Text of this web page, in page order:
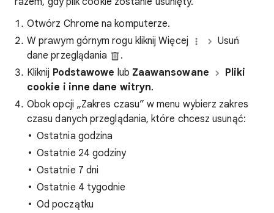
Otwórz Chrome na komputerze.
W prawym górnym rogu kliknij Więcej
Usuń
dane przeglądania
.
Kliknij Podstawowe lub Zaawansowane
Pliki
cookie i inne dane witryn.
Obok opcji „Zakres czasu” w menu wybierz zakres
czasu danych przeglądania, które chcesz usunąć:
Ostatnia godzina
Ostatnie 24 godziny
Ostatnie 7 dni
Ostatnie 4 tygodnie
Od początku